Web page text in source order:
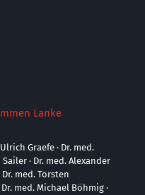
Lanke
Graefe · Dr. med.
· Dr. med. Alexander
Dr. med. Torsten
med. Michael Böhmig ·